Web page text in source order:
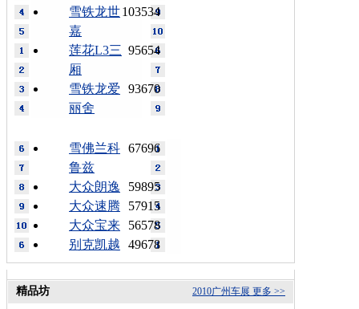
103534
雪铁龙世
嘉
95654
莲花L3三
厢
93670
雪铁龙爱
丽舍
67696
雪佛兰科
鲁兹
59895
大众朗逸
57915
大众速腾
56578
大众宝来
49678
别克凯越
更多 >>
2010广州车展
精品坊